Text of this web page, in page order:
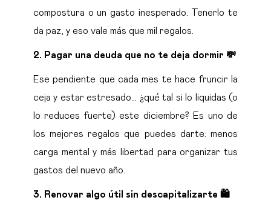
compostura o un gasto inesperado. Tenerlo te
da paz, y eso vale más que mil regalos.
2. Pagar una deuda que no te deja dormir 💸
Ese pendiente que cada mes te hace fruncir la
ceja y estar estresado… ¿qué tal si lo liquidas (o
lo reduces fuerte) este diciembre? Es uno de
los mejores regalos que puedes darte: menos
carga mental y más libertad para organizar tus
gastos del nuevo año.
3. Renovar algo útil sin descapitalizarte 🛍️